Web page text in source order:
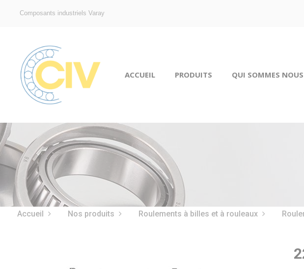
Composants industriels Varay
ACCUEIL PRODUITS QUI SOMMES
Accueil Nos produits Roulements à billes et à rouleaux